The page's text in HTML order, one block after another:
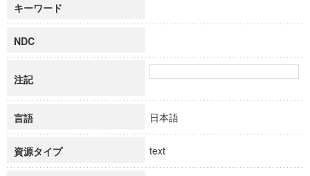
キーワード
NDC
注記
言語 日本語
資源タイプ text